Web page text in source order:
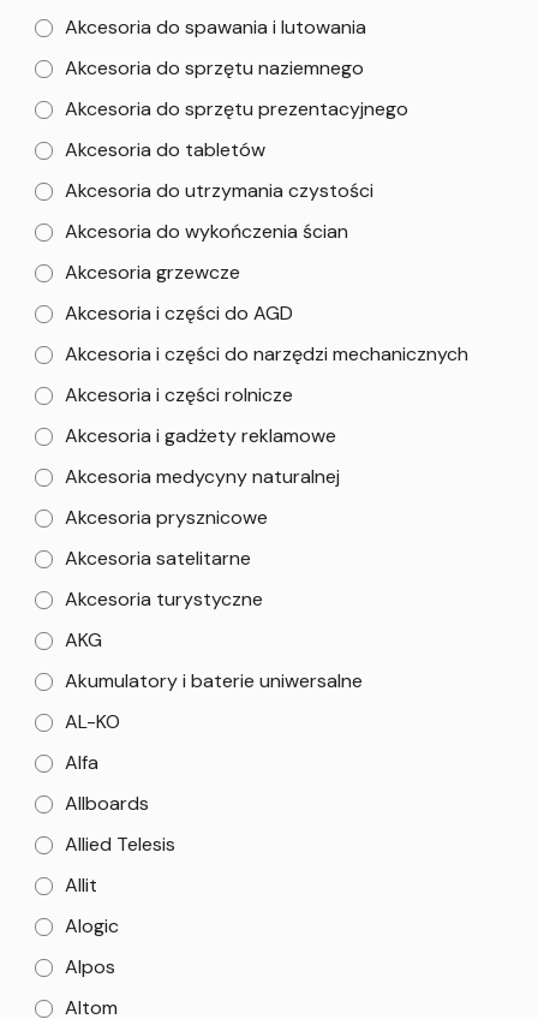
Akcesoria do spawania i lutowania
Akcesoria do sprzętu naziemnego
Akcesoria do sprzętu prezentacyjnego
Akcesoria do tabletów
Akcesoria do utrzymania czystości
Akcesoria do wykończenia ścian
Akcesoria grzewcze
Akcesoria i części do AGD
Akcesoria i części do narzędzi mechanicznych
Akcesoria i części rolnicze
Akcesoria i gadżety reklamowe
Akcesoria medycyny naturalnej
Akcesoria prysznicowe
Akcesoria satelitarne
Akcesoria turystyczne
AKG
Akumulatory i baterie uniwersalne
AL-KO
Alfa
Allboards
Allied Telesis
Allit
Alogic
Alpos
Altom